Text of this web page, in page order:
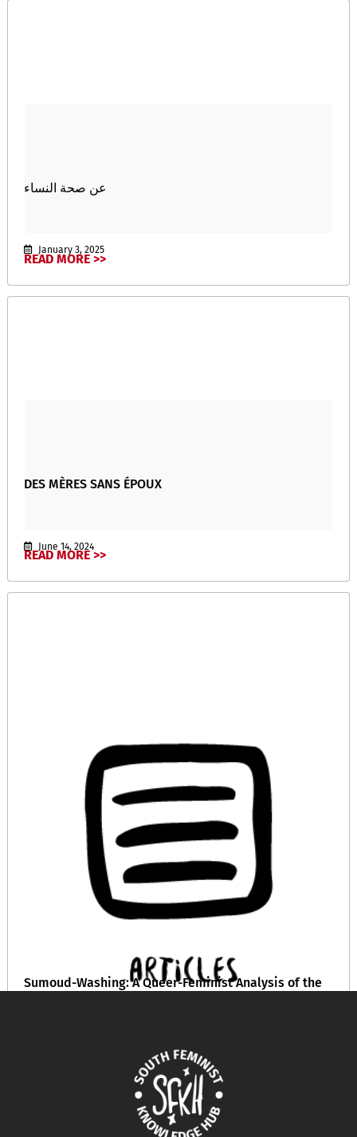
عن صحة النساء
January 3, 2025
READ MORE >>
DES MÈRES SANS ÉPOUX
June 14, 2024
READ MORE >>
Sumoud-Washing: A Queer-Feminist Analysis of the